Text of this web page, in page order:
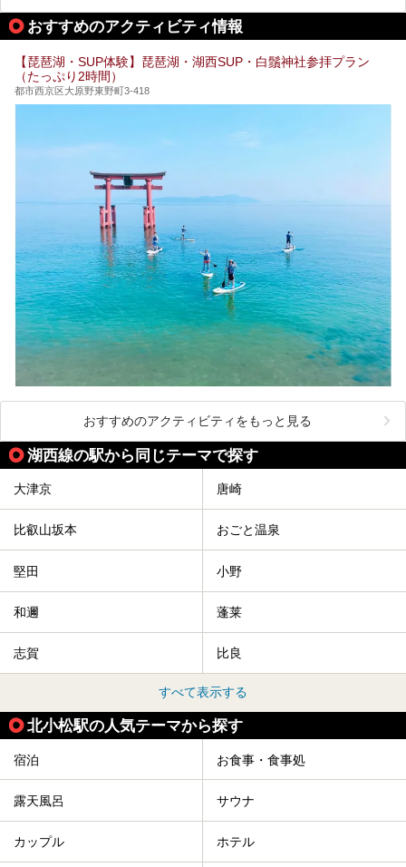
おすすめのアクティビティ情報
【琵琶湖・SUP体験】琵琶湖・湖西SUP・白鬚神社参拝プラン
（たっぷり2時間）
都市西京区大原野東野町3-418
おすすめのアクティビティをもっと見る
湖西線の駅から同じテーマで探す
大津京 唐崎
比叡山坂本 おごと温泉
堅田 小野
和邇 蓬莱
志賀 比良
すべて表示する
北小松駅の人気テーマから探す
宿泊 お食事・食事処
露天風呂 サウナ
カップル ホテル